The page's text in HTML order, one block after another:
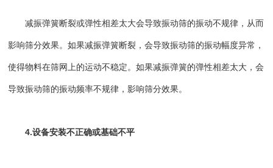
减振弹簧断裂或弹性相差太大会导致振动筛的振动不规律，从而
影响筛分效果。如果减振弹簧断裂，会导致振动筛的振动幅度异常，
使得物料在筛网上的运动不稳定。如果减振弹簧的弹性相差太大，会
导致振动筛的振动频率不规律，影响筛分效果。
4.设备安装不正确或基础不平